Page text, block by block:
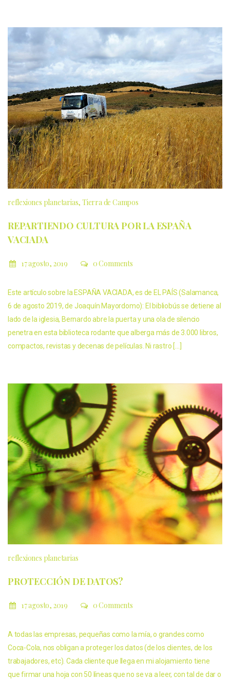
reflexiones planetarias Tierra de Campos
REPARTIENDO CULTURA POR LA ESPAÑA
VACIADA
17 agosto, 2019 0 Comments
Este artículo sobre la ESPAÑA VACIADA, es de EL PAÍS (Salamanca,
6 de agosto 2019, de Joaquín Mayordomo): El bibliobús se detiene al
lado de la iglesia, Bernardo abre la puerta y una ola de silencio
penetra en esta biblioteca rodante que alberga más de 3.000 libros,
compactos, revistas y decenas de películas. Ni rastro […]
reflexiones planetarias
PROTECCIÓN DE DATOS?
17 agosto, 2019 0 Comments
A todas las empresas, pequeñas como la mía, o grandes como
Coca-Cola, nos obligan a proteger los datos (de los clientes, de los
trabajadores, etc). Cada cliente que llega en mi alojamiento tiene
que firmar una hoja con 50 líneas que no se va a leer, con tal de dar o